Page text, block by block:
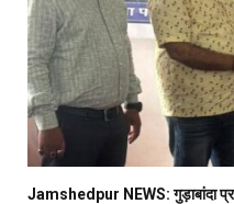
Jamshedpur NEWS: गुड़ाबांदा